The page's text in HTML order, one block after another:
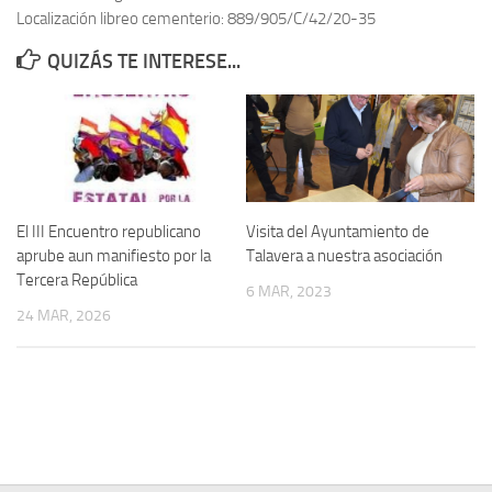
Memoria Histórica
Investigación previa de la represión en Talavera de la Reina (1937-
1947).
Informe Represión en Toledo 1936-1947 | Buscador
Informe de la fosa de abril de 1939 de Tembleque
Enciclopedia Republicana
Militantes históricos IR
Personajes republicanos
Localización libreo cementerio: 889/905/C/42/20-35
QUIZÁS TE INTERESE...
El III Encuentro republicano
aprube aun manifiesto por la
Tercera República
24 MAR, 2026
Visita del Ayuntamiento de
Talavera a nuestra asociación
6 MAR, 2023